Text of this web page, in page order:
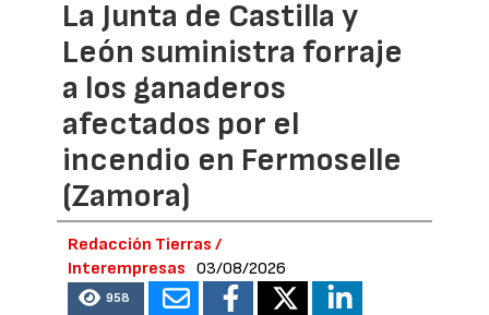
La Junta de Castilla y
León suministra forraje
a los ganaderos
afectados por el
incendio en Fermoselle
(Zamora)
Redacción Tierras /
Interempresas
03/08/2026
958